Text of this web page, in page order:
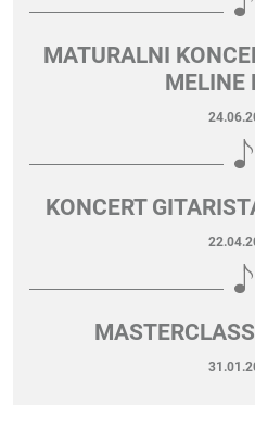
MATURALNI
MELINE
KONCERT